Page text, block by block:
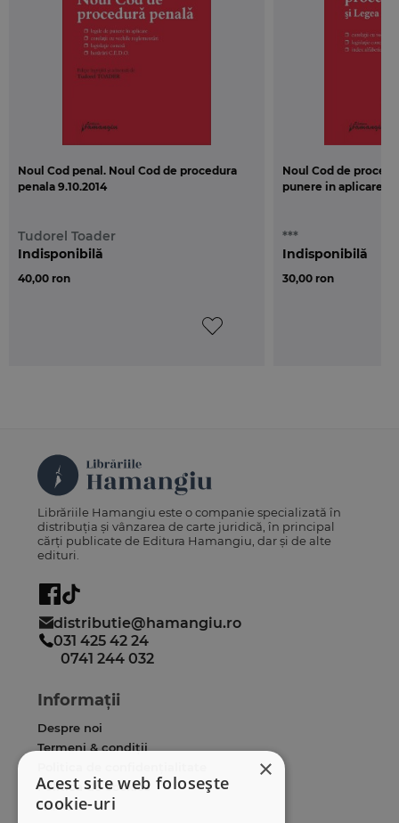
Noul Cod penal. Noul Cod de procedura
penala 9.10.2014
Tudorel Toader
40,00 ron
Indisponibilă
Noul Cod de
punere in aplicare
***
30,00 ron
Indisponibilă
×
Acest site web folosește
cookie-uri
Librăriile Hamangiu este o companie specializată în
distribuția și vânzarea de carte juridică, în principal
cărți publicate de Editura Hamangiu, dar și de alte
edituri.
distributie@hamangiu.ro
031 425 42 24
0741 244 032
Informații
Despre noi
Termeni & condiții
Politica de cookies
ANPC